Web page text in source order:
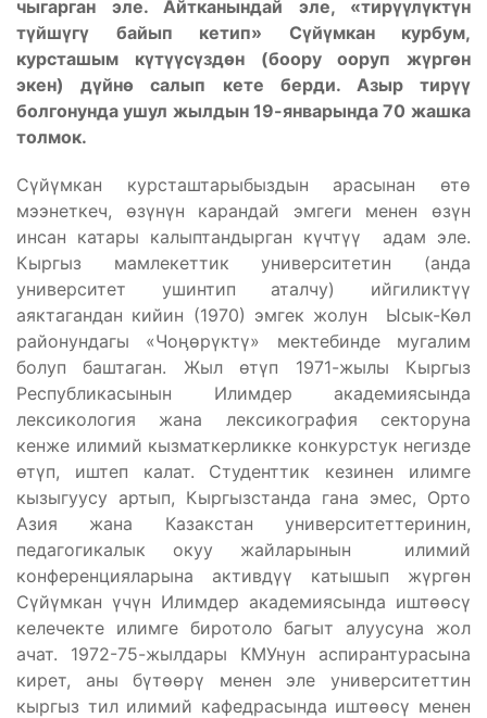
чыгарган эле. Айтканындай эле, «тирүүлүктүн
түйшүгү байып кетип» Сүйүмкан курбум,
курсташым күтүүсүздөн (боору ооруп жүргөн
экен) дүйнө салып кете берди. Азыр тирүү
болгонунда ушул жылдын 19-январында 70 жашка
толмок.
Сүйүмкан курсташтарыбыздын арасынан өтө
мээнеткеч, өзүнүн карандай эмгеги менен өзүн
инсан катары калыптандырган күчтүү адам эле.
Кыргыз мамлекеттик университетин (анда
университет ушинтип аталчу) ийгиликтүү
аяктагандан кийин (1970) эмгек жолун Ысык-Көл
районундагы «Чоӊөрүктү» мектебинде мугалим
болуп баштаган. Жыл өтүп 1971-жылы Кыргыз
Республикасынын Илимдер академиясында
лексикология жана лексикография секторуна
кенже илимий кызматкерликке конкурстук негизде
өтүп, иштеп калат. Студенттик кезинен илимге
кызыгуусу артып, Кыргызстанда гана эмес, Орто
Азия жана Казакстан университеттеринин,
педагогикалык окуу жайларынын илимий
конференцияларына активдүү катышып жүргөн
Сүйүмкан үчүн Илимдер академиясында иштөөсү
келечекте илимге биротоло багыт алуусуна жол
ачат. 1972-75-жылдары КМУнун аспирантурасына
кирет, аны бүтөөрү менен эле университеттин
кыргыз тил илимий кафедрасында иштөөсү менен